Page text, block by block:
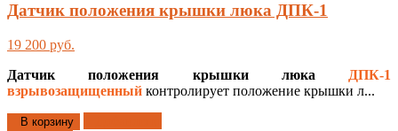
Датчик положения крышки люка ДПК-1
19 200 руб.
Датчик положения крышки
люка
ДПК-1
взрывозащищенный контролирует положение крышки л...
В корзину